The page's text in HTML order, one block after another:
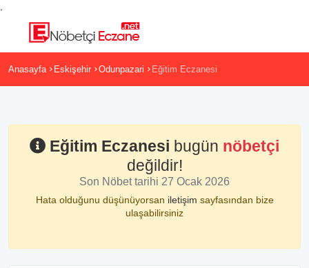
Anasayfa Eskişehir Odunpazari Eğitim Eczanesi
Eğitim Eczanesi bugün nöbetçi
değildir!
Son Nöbet tarihi 27 Ocak 2026
Hata olduğunu düşünüyorsan iletişim sayfasından bize
ulaşabilirsiniz